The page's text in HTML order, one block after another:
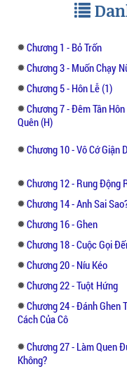
Hy Tranh yêu
"Đó là nghĩ cho
xưa ba và mẹ
bản thân , rồi
sao ?"_Bạch Hy
của ba và mẹ
Ôi , đứa con
sao :"Dù hôm
cũng vậy thôi ,
Ông quay
mình cô , như
theo ông , cô
chứ ? Con đâu
chồng".
Tiếp sau lời nói
cùng xảo quyệt
Chương 1 - Bỏ Trốn
Chương 3 - Muốn Chạy
Chương 5 - Hôn Lễ (1)
Chương 7 - Đêm Tân
Quên (H)
Chương 10 - Vô Cớ Giận
Chương 12 - Rung Động
Chương 14 - Anh Sai
Chương 16 - Ghen
Chương 18 - Cuộc Gọi
Chương 20 - Níu Kéo
Chương 22 - Tuột Hứng
Chương 24 - Đánh Ghen
Cách Của Cô
Chương 27 - Làm Quen
Không?